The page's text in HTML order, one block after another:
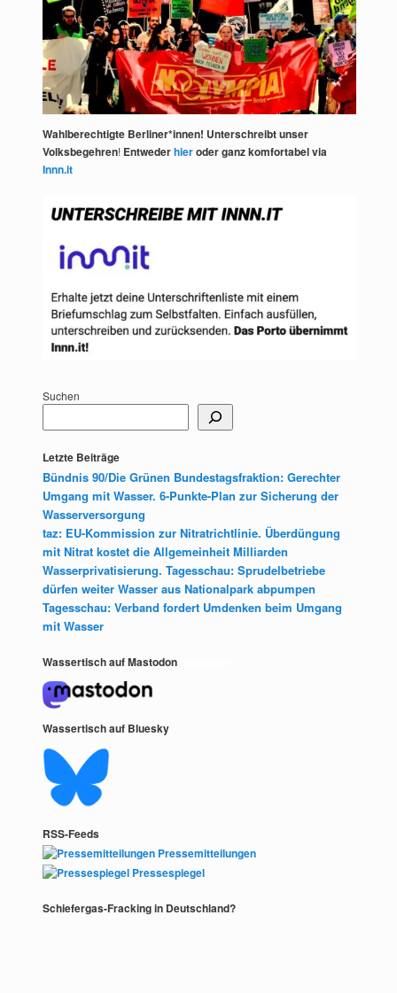
Wahlberechtigte Berliner*innen! Unterschreibt unser
Volksbegehren! Entwederhieroder ganz komfortabel via
Innn.it
Suchen
Letzte Beiträge
Bündnis 90/Die Grünen Bundestagsfraktion: Gerechter
Umgang mit Wasser. 6-Punkte-Plan zur Sicherung der
Wasserversorgung
taz: EU-Kommission zur Nitratrichtlinie. Überdüngung
mit Nitrat kostet die Allgemeinheit Milliarden
Wasserprivatisierung. Tagesschau: Sprudelbetriebe
dürfen weiter Wasser aus Nationalpark abpumpen
Tagesschau: Verband fordert Umdenken beim Umgang
mit Wasser
Wassertisch auf Mastodon
Wassertisch auf Bluesky
RSS-Feeds
Pressemitteilungen
Pressespiegel
Schiefergas-Fracking in Deutschland?